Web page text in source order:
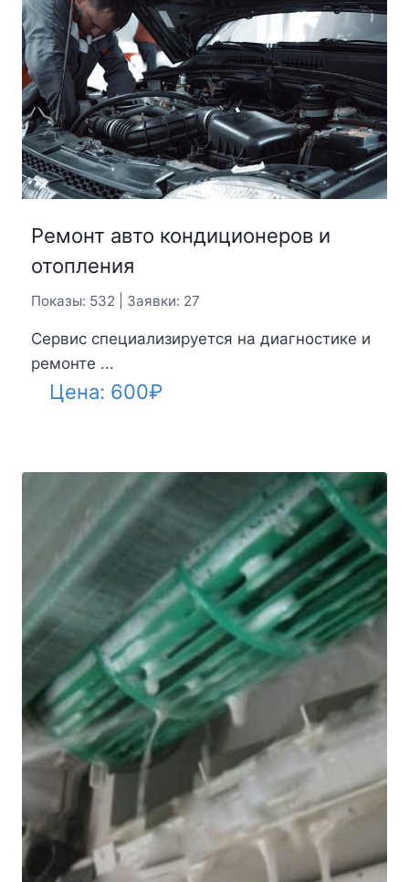
Ремонт авто кондиционеров и
отопления
Показы: 532 | Заявки: 27
Сервис специализируется на диагностике и
ремонте ...
Цена: 600₽